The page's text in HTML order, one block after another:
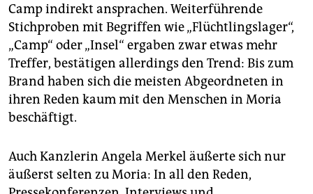
Camp indirekt ansprachen. Weiterführende
Stichproben mit Begriffen wie „Flüchtlingslager“,
„Camp“ oder „Insel“ ergaben zwar etwas mehr
Treffer, bestätigen allerdings den Trend: Bis zum
Brand haben sich die meisten Abgeordneten in
ihren Reden kaum mit den Menschen in Moria
beschäftigt.
Auch Kanzlerin Angela Merkel äußerte sich nur
äußerst selten zu Moria: In all den Reden,